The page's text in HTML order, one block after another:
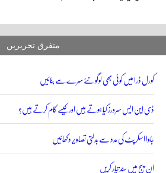
متفرق تحریریں
کورل ڈرا میں کوئی بھی لوگو نئے سرے سے بنائیں
ڈی این ایس سرورز کیا ہوتے ہیں اور کیسے کام کرتے ہیں؟
جاوا اسکرپٹ کی مدد سے بدلتی تصاویر دکھائیں
ان پیج میں سند تیار کریں